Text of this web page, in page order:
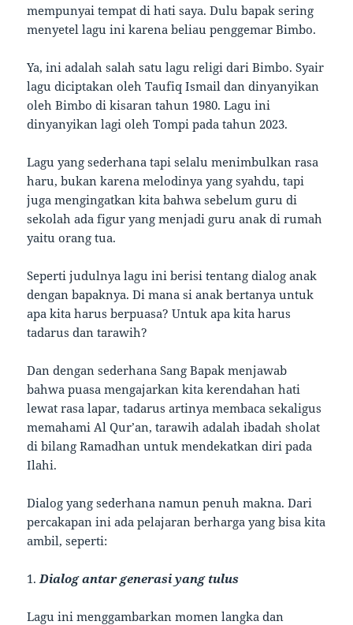
mempunyai tempat di hati saya. Dulu bapak sering
menyetel lagu ini karena beliau penggemar Bimbo.
Ya, ini adalah salah satu lagu religi dari Bimbo. Syair
lagu diciptakan oleh Taufiq Ismail dan dinyanyikan
oleh Bimbo di kisaran tahun 1980. Lagu ini
dinyanyikan lagi oleh Tompi pada tahun 2023.
Lagu yang sederhana tapi selalu menimbulkan rasa
haru, bukan karena melodinya yang syahdu, tapi
juga mengingatkan kita bahwa sebelum guru di
sekolah ada figur yang menjadi guru anak di rumah
yaitu orang tua.
Seperti judulnya lagu ini berisi tentang dialog anak
dengan bapaknya. Di mana si anak bertanya untuk
apa kita harus berpuasa? Untuk apa kita harus
tadarus dan tarawih?
Dan dengan sederhana Sang Bapak menjawab
bahwa puasa mengajarkan kita kerendahan hati
lewat rasa lapar, tadarus artinya membaca sekaligus
memahami Al Qur’an, tarawih adalah ibadah sholat
di bilang Ramadhan untuk mendekatkan diri pada
Ilahi.
Dialog yang sederhana namun penuh makna. Dari
percakapan ini ada pelajaran berharga yang bisa kita
ambil, seperti:
1. Dialog antar generasi yang tulus
Lagu ini menggambarkan momen langka dan